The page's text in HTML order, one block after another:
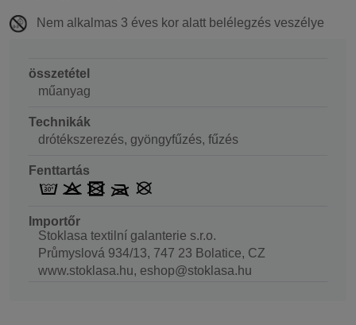
Nem alkalmas 3 éves kor alatt belélegzés veszélye
összetétel
műanyag
Technikák
drótékszerezés, gyöngyfűzés, fűzés
Fenttartás
Importőr
Stoklasa textilní galanterie s.r.o.
Průmyslová 934/13, 747 23 Bolatice, CZ
www.stoklasa.hu, eshop@stoklasa.hu